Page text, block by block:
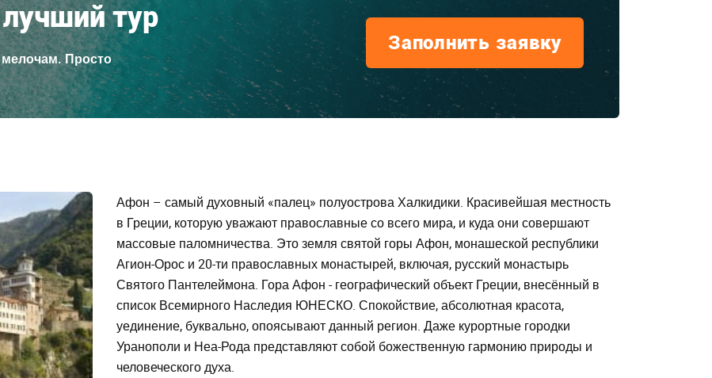
тур
Просто
Заполнить заявку
Афон – самый духовный «палец» полуострова Халкидики. Красивейшая местность
в Греции, которую уважают православные со всего мира, и куда они совершают
массовые паломничества. Это земля святой горы Афон, монашеской республики
Агион-Орос и 20-ти православных монастырей, включая, русский монастырь
Святого Пантелеймона. Гора Афон - географический объект Греции, внесённый в
список Всемирного Наследия ЮНЕСКО. Спокойствие, абсолютная красота,
уединение, буквально, опоясывают данный регион. Даже курортные городки
Уранополи и Неа-Рода представляют собой божественную гармонию природы и
человеческого духа.